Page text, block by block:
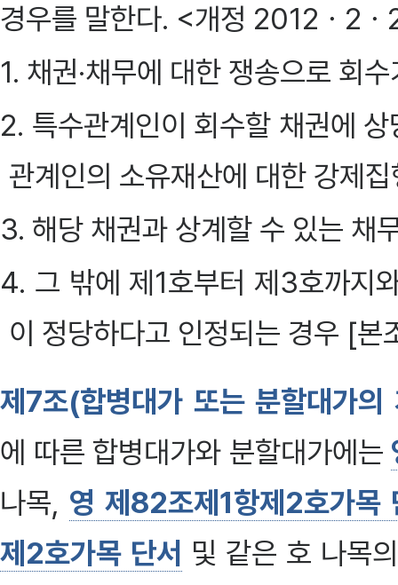
경우를 말한다. <개정 2012ㆍ2
1. 채권·채무에 대한 쟁송으로 회
2. 특수관계인이 회수할 채권에
관계인의 소유재산에 대한 강제
3. 해당 채권과 상계할 수 있는 채
4. 그 밖에 제1호부터 제3호까지
이 정당하다고 인정되는 경우 [
제7조(합병대가 또는 분할대가의
에 따른 합병대가와 분할대가에는
나목, 영 제82조제1항제2호가목
제2호가목 단서 및 같은 호 나목